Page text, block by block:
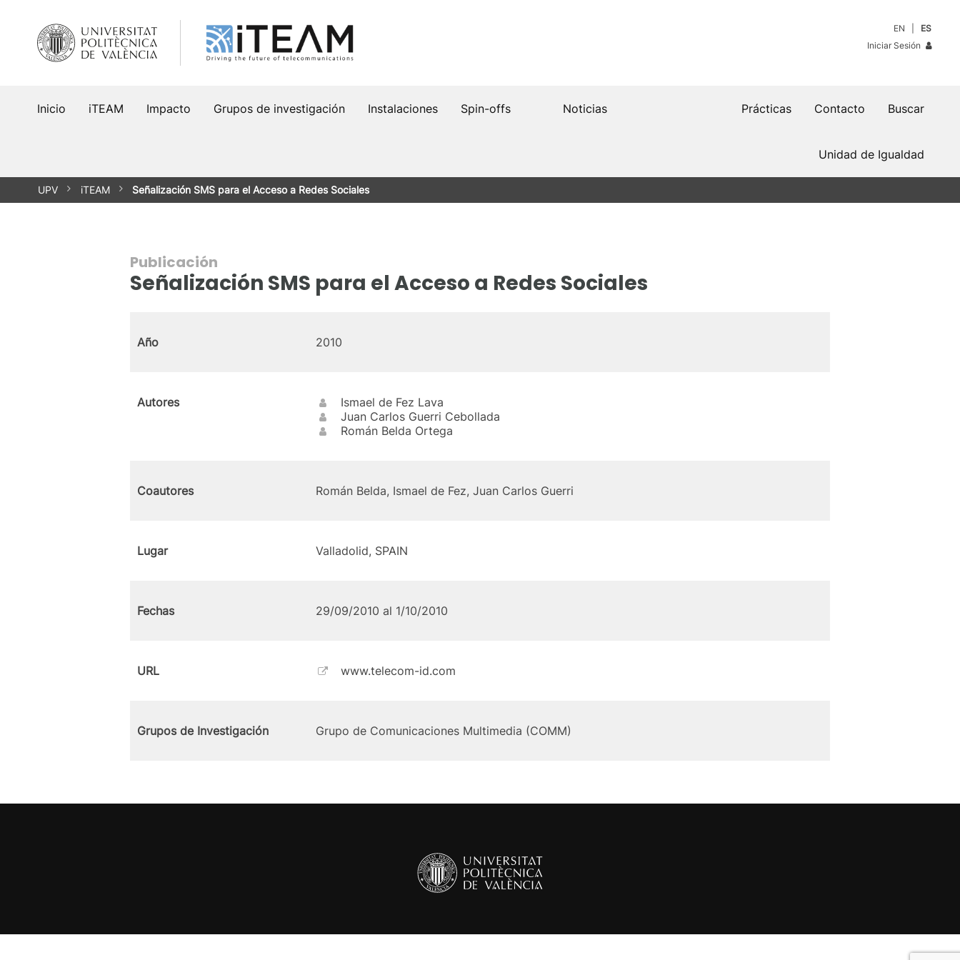
contenido
EN
ES
Iniciar Sesión
Inicio iTEAM Impacto Grupos de investigación Instalaciones Spin-offs Buscar
Contacto
Prácticas
Noticias
Unidad de Igualdad
UPV iTEAM Señalización SMS para el Acceso a Redes Sociales
Publicación
Señalización SMS para el Acceso a Redes Sociales
Año 2010
Autores
Ismael de Fez Lava
Juan Carlos Guerri Cebollada
Román Belda Ortega
Coautores Román Belda, Ismael de Fez, Juan Carlos Guerri
Lugar Valladolid, SPAIN
Fechas 29/09/2010 al 1/10/2010
URL www.telecom-id.com
Grupos de Investigación Grupo de Comunicaciones Multimedia (COMM)